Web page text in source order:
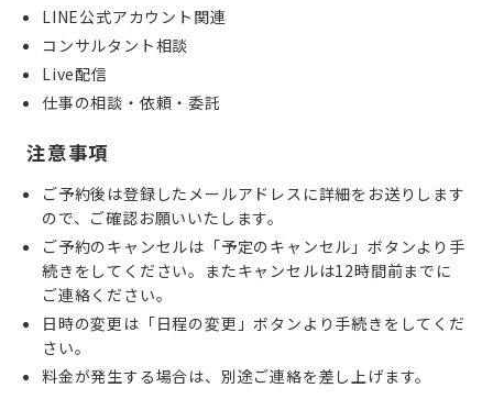
LINE公式アカウント関連
コンサルタント相談
Live配信
仕事の相談・依頼・委託
注意事項
ご予約後は登録したメールアドレスに詳細をお送りします
ので、ご確認お願いいたします。
ご予約のキャンセルは「予定のキャンセル」ボタンより手
続きをしてください。またキャンセルは12時間前までに
ご連絡ください。
日時の変更は「日程の変更」ボタンより手続きをしてくだ
さい。
料金が発生する場合は、別途ご連絡を差し上げます。